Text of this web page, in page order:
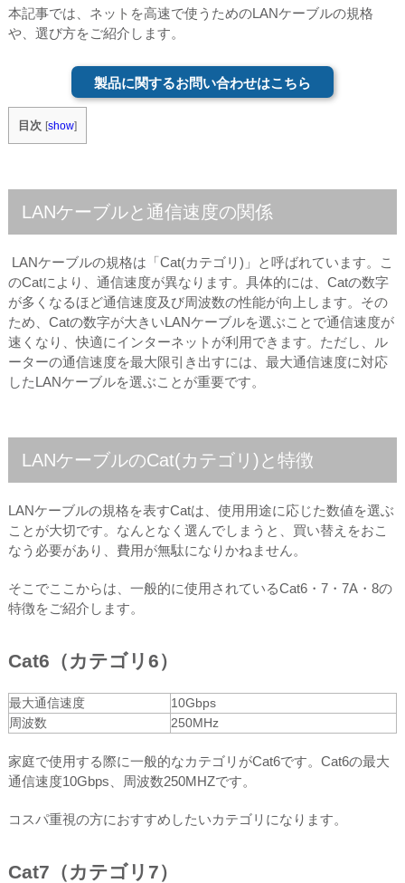
本記事では、ネットを高速で使うためのLANケーブルの規格
や、選び方をご紹介します。
製品に関するお問い合わせはこちら
目次 [show]
LANケーブルと通信速度の関係
LANケーブルの規格は「Cat(カテゴリ)」と呼ばれています。こ
のCatにより、通信速度が異なります。具体的には、Catの数字
が多くなるほど通信速度及び周波数の性能が向上します。その
ため、Catの数字が大きいLANケーブルを選ぶことで通信速度が
速くなり、快適にインターネットが利用できます。ただし、ル
ーターの通信速度を最大限引き出すには、最大通信速度に対応
したLANケーブルを選ぶことが重要です。
LANケーブルのCat(カテゴリ)と特徴
LANケーブルの規格を表すCatは、使用用途に応じた数値を選ぶ
ことが大切です。なんとなく選んでしまうと、買い替えをおこ
なう必要があり、費用が無駄になりかねません。
そこでここからは、一般的に使用されているCat6・7・7A・8の
特徴をご紹介します。
Cat6（カテゴリ6）
最大通信速度
10Gbps
周波数
250MHz
家庭で使用する際に一般的なカテゴリがCat6です。Cat6の最大
通信速度10Gbps、周波数250MHZです。
コスパ重視の方におすすめしたいカテゴリになります。
Cat7（カテゴリ7）